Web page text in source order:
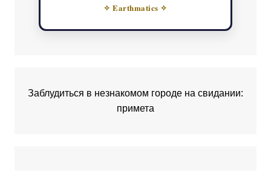
✧ Earthmatics ✧
Заблудиться в незнакомом городе на свидании:
примета